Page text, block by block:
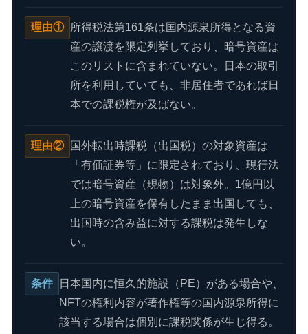
理由①
所得税法第161条は国内源泉所得となる資
産の譲渡を限定列挙しており、暗号資産は
このリストに含まれていない。日本の取引
所を利用していても、非居住者であれば日
本での課税権が及ばない。
理由②
国外転出時課税（出国税）の対象資産は
「有価証券等」に限定されており、現行法
では暗号資産（現物）は対象外。1億円以
上の暗号資産を保有したまま出国しても、
出国時の含み益に対する課税は発生しな
い。
条件
日本国内に恒久的施設（PE）がある場合や、
NFTの権利内容が著作権等の国内源泉所得に
該当する場合は個別に課税関係が生じ得る。